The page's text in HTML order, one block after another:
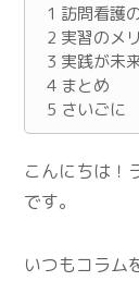
1 訪問看護
2 実習のメ
3 実践が未
4 まとめ
5 さいごに
こんにちは！
です。
いつもコラム